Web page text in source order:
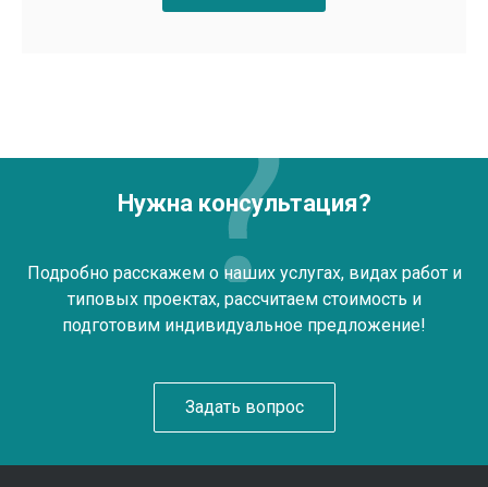
Нужна консультация?
Подробно расскажем о наших услугах, видах работ и
типовых проектах, рассчитаем стоимость и
подготовим индивидуальное предложение!
Задать вопрос